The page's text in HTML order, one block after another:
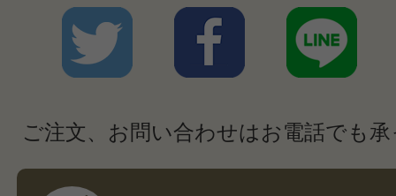
ご注文、お問い合わせはお電話でも